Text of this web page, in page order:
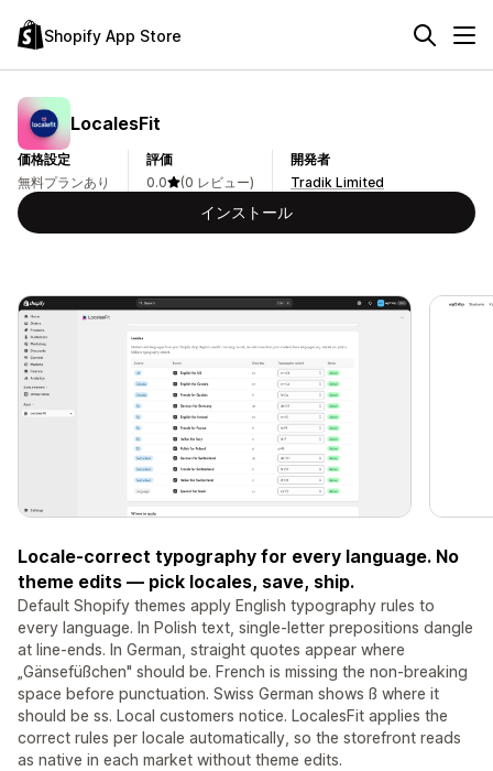
Shopify App Store
LocalesFit
価格設定
無料プランあり
評価
0.0
(0 レビュー)
開発者
Tradik Limited
インストール
Locale-correct typography for every language. No
theme edits — pick locales, save, ship.
Default Shopify themes apply English typography rules to
every language. In Polish text, single-letter prepositions dangle
at line-ends. In German, straight quotes appear where
„Gänsefüßchen" should be. French is missing the non-breaking
space before punctuation. Swiss German shows ß where it
should be ss. Local customers notice. LocalesFit applies the
correct rules per locale automatically, so the storefront reads
as native in each market without theme edits.